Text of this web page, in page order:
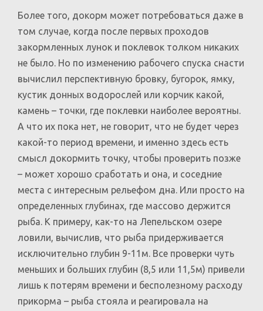
Более того, докорм может потребоваться даже в
том случае, когда после первых проходов
закормленных лунок и поклевок толком никаких
не было. Но по изменению рабочего спуска снасти
вычислил перспективную бровку, бугорок, ямку,
кустик донных водорослей или корчик какой,
камень – точки, где поклевки наиболее вероятны.
А что их пока нет, не говорит, что не будет через
какой-то период времени, и именно здесь есть
смысл докормить точку, чтобы проверить позже
– может хорошо сработать и она, и соседние
места с интересным рельефом дна. Или просто на
определенных глубинах, где массово держится
рыба. К примеру, как-то на Лепельском озере
ловили, вычислив, что рыба придерживается
исключительно глубин 9-11м. Все проверки чуть
меньших и больших глубин (8,5 или 11,5м) привели
лишь к потерям времени и бесполезному расходу
прикорма – рыба стояла и реагировала на